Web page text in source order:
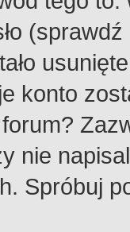
konto
nie
Spróbuj